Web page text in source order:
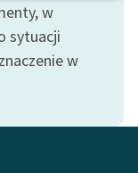
w
sytuacji
w